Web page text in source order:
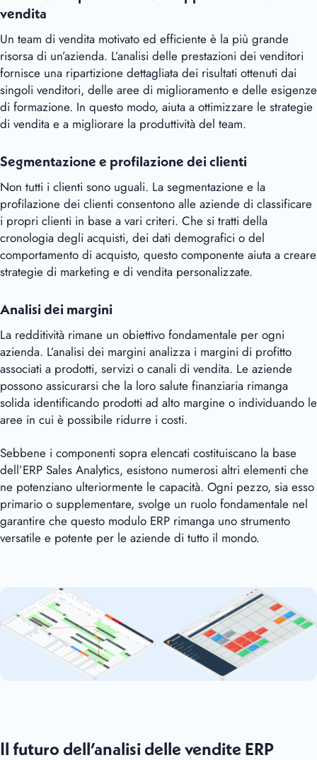
vendita
Un team di vendita motivato ed efficiente è la più grande
risorsa di un’azienda. L’analisi delle prestazioni dei venditori
fornisce una ripartizione dettagliata dei risultati ottenuti dai
singoli venditori, delle aree di miglioramento e delle esigenze
di formazione. In questo modo, aiuta a ottimizzare le strategie
di vendita e a migliorare la produttività del team.
Segmentazione e profilazione dei clienti
Non tutti i clienti sono uguali. La segmentazione e la
profilazione dei clienti consentono alle aziende di classificare
i propri clienti in base a vari criteri. Che si tratti della
cronologia degli acquisti, dei dati demografici o del
comportamento di acquisto, questo componente aiuta a creare
strategie di marketing e di vendita personalizzate.
Analisi dei margini
La redditività rimane un obiettivo fondamentale per ogni
azienda. L’analisi dei margini analizza i margini di profitto
associati a prodotti, servizi o canali di vendita. Le aziende
possono assicurarsi che la loro salute finanziaria rimanga
solida identificando prodotti ad alto margine o individuando le
aree in cui è possibile ridurre i costi.
Sebbene i componenti sopra elencati costituiscano la base
dell’ERP Sales Analytics, esistono numerosi altri elementi che
ne potenziano ulteriormente le capacità. Ogni pezzo, sia esso
primario o supplementare, svolge un ruolo fondamentale nel
garantire che questo modulo ERP rimanga uno strumento
versatile e potente per le aziende di tutto il mondo.
Il futuro dell’analisi delle vendite ERP